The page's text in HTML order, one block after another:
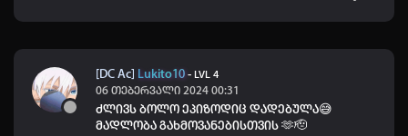
[DC Ac] Lukito10 - LVL 4
06 თებერვალი 2024 00:31
ძლივს ბოლო ეპიზოდიც დადებულა😅
მადლობა გახმოვანებისთვის 🫶🫡